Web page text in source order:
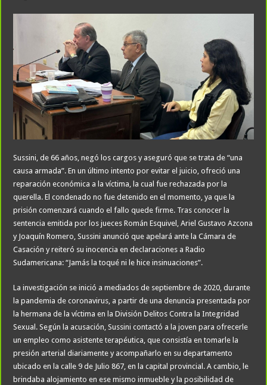
Sussini, de 66 años, negó los cargos y aseguró que se trata de “una
causa armada”. En un último intento por evitar el juicio, ofreció una
reparación económica a la víctima, la cual fue rechazada por la
querella. El condenado no fue detenido en el momento, ya que la
prisión comenzará cuando el fallo quede firme. Tras conocer la
sentencia emitida por los jueces Román Esquivel, Ariel Gustavo Azcona
y Joaquín Romero, Sussini anunció que apelará ante la Cámara de
Casación y reiteró su inocencia en declaraciones a Radio
Sudamericana: “Jamás la toqué ni le hice insinuaciones”.
La investigación se inició a mediados de septiembre de 2020, durante
la pandemia de coronavirus, a partir de una denuncia presentada por
la hermana de la víctima en la División Delitos Contra la Integridad
Sexual. Según la acusación, Sussini contactó a la joven para ofrecerle
un empleo como asistente terapéutica, que consistía en tomarle la
presión arterial diariamente y acompañarlo en su departamento
ubicado en la calle 9 de Julio 867, en la capital provincial. A cambio, le
brindaba alojamiento en ese mismo inmueble y la posibilidad de